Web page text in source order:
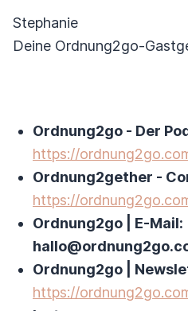
Stephanie
Deine Ordnung2go-
Ordnung2go - Der
https://
Ordnung2gether -
https://
Ordnung2go | E-Mail:
Ordnung2go |
https://